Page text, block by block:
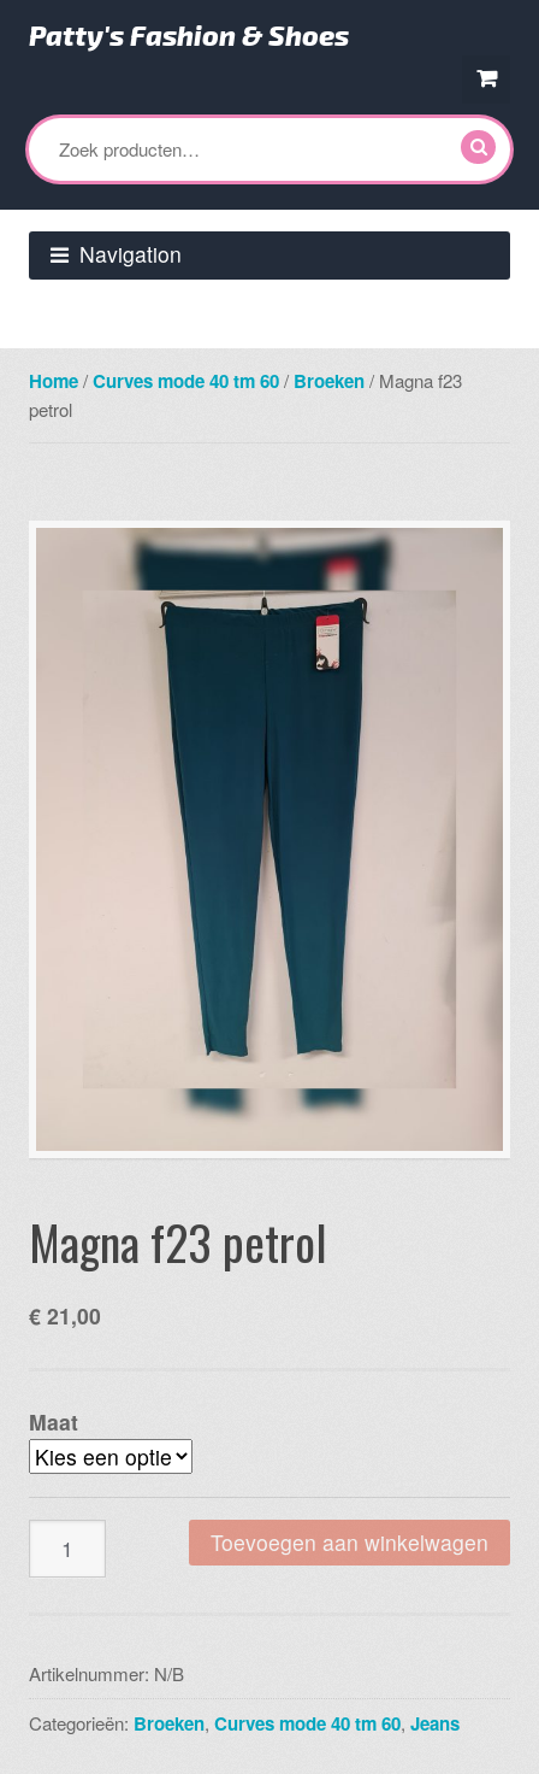
naar
navigatie
naar
de
inhoud
Patty's Fashion & Shoes
Zoeken
naar:
Navigation
Home/Curves mode 40 tm 60/ Broeken/ Magna f23
petrol
Magna f23 petrol
€ 21,00
Maat
Toevoegen aan winkelwagen
Artikelnummer: N/B
Categorieën: Broeken,Curves mode 40 tm 60,Jeans